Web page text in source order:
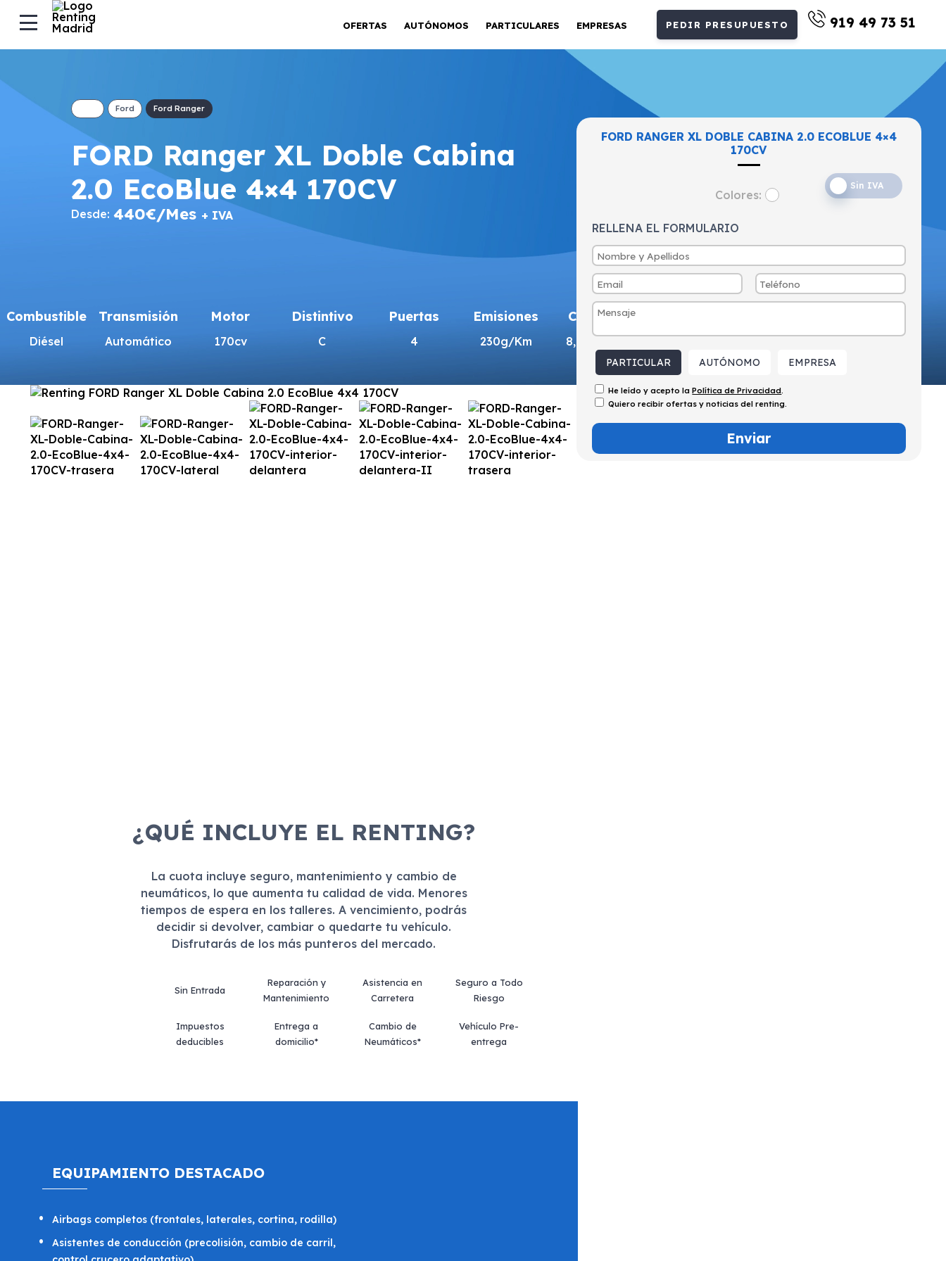
OFERTAS AUTÓNOMOS PARTICULARES EMPRESAS PEDIR PRESUPUESTO 919 49 73 51
Ford Ford Ranger
FORD Ranger XL Doble Cabina
2.0 EcoBlue 4×4 170CV
Desde: 440€/Mes + IVA
Combustible
Diésel
Transmisión
Automático
Motor
170cv
Distintivo
C
Puertas
4
Emisiones
230g/Km
Consumo
8,8l/100km
¿QUÉ INCLUYE EL RENTING?
La cuota incluye seguro, mantenimiento y cambio de
neumáticos, lo que aumenta tu calidad de vida. Menores
tiempos de espera en los talleres. A vencimiento, podrás
decidir si devolver, cambiar o quedarte tu vehículo.
Disfrutarás de los más punteros del mercado.
Sin Entrada
Reparación y
Mantenimiento
Asistencia en
Carretera
Seguro a Todo
Riesgo
Impuestos
deducibles
Entrega a
domicilio*
Cambio de
Neumáticos*
Vehículo Pre-
entrega
EQUIPAMIENTO DESTACADO
Airbags completos (frontales, laterales, cortina, rodilla)
Asistentes de conducción (precolisión, cambio de carril,
FORD RANGER XL DOBLE CABINA 2.0 ECOBLUE 4×4
170CV
Sin IVA
Colores:
RELLENA EL FORMULARIO
PARTICULAR AUTÓNOMO EMPRESA
He leído y acepto laPolítica de Privacidad.
Quiero recibir ofertas y noticias del renting.